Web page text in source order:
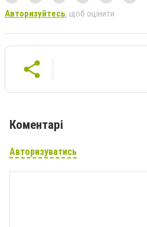
Авторизуйтесь, щоб оцінити
Коментарі
Авторизуватись